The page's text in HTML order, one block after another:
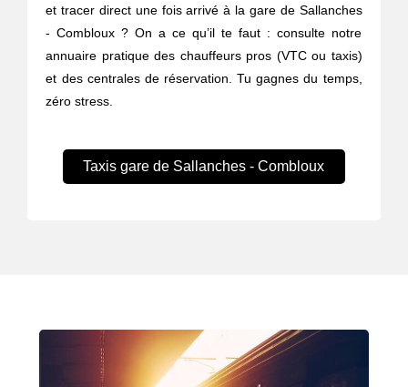
et tracer direct une fois arrivé à la gare de Sallanches
- Combloux ? On a ce qu’il te faut : consulte notre
annuaire pratique des chauffeurs pros (VTC ou taxis)
et des centrales de réservation. Tu gagnes du temps,
zéro stress.
Taxis gare de Sallanches - Combloux